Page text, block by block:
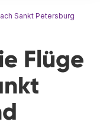
Sankt Petersburg
Flüge